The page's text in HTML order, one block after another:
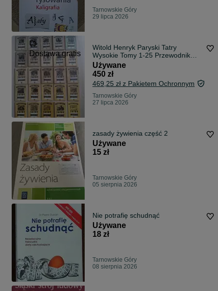
Tarnowskie Góry
29 lipca 2026
Dostawa gratis
Witold Henryk Paryski Tatry
Wysokie Tomy 1-25 Przewodnik
taternicki
Używane
450 zł
469,25 zł z Pakietem Ochronnym
Tarnowskie Góry
27 lipca 2026
zasady żywienia część 2
Używane
15 zł
Tarnowskie Góry
05 sierpnia 2026
Nie potrafię schudnąć
Używane
18 zł
Tarnowskie Góry
08 sierpnia 2026